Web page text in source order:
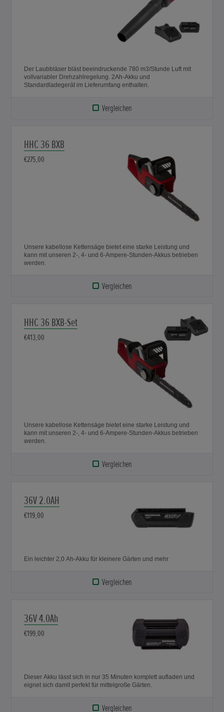
Der Laubbläser bläst beeindruckende 780 m3/Stunde Luft mit
vollvariabler Drehzahlregelung. 2Ah-Akku und
Standardladegerät im Lieferumfang enthalten.
Vergleichen
HHC 36 BXB
€275,00
Unsere kabellose Kettensäge bietet eine starke Leistung und
kann mit unseren 2-, 4- und 6-Ampere-Stunden-Akkus betrieben
werden.
Vergleichen
HHC 36 BXB-Set
€413,00
Unsere kabellose Kettensäge bietet eine starke Leistung und
kann mit unseren 2-, 4- und 6-Ampere-Stunden-Akkus betrieben
werden.
Vergleichen
36V 2.0AH
€119,00
Ein leichter 2,0 Ah-Akku für kleinere Gärten und mehr
Vergleichen
36V 4.0Ah
€199,00
Dieser Akku lässt sich in nur 35 Minuten komplett aufladen und
eignet sich damit perfekt für mittelgroße Gärten.
Vergleichen